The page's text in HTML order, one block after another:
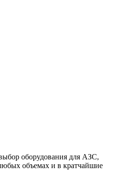
оборудования для АЗС,
объемах и в кратчайшие